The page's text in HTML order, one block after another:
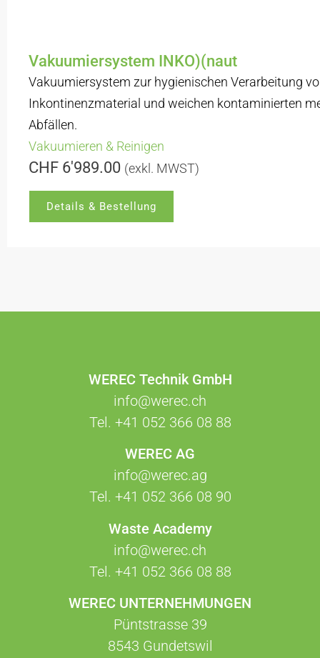
Vakuumiersystem INKO)(naut
Vakuumiersystem zur hygienischen Verarbeitung
Inkontinenzmaterial und weichen kontaminierten
Abfällen.
Vakuumieren & Reinigen
CHF 6'989.00 (exkl. MWST)
Details & Bestellung
WEREC Technik GmbH
info@werec.ch
Tel. +41 052 366 08 88
WEREC AG
info@werec.ag
Tel. +41 052 366 08 90
Waste Academy
info@werec.ch
Tel. +41 052 366 08 88
WEREC UNTERNEHMUNGEN
Püntstrasse 39
8543 Gundetswil